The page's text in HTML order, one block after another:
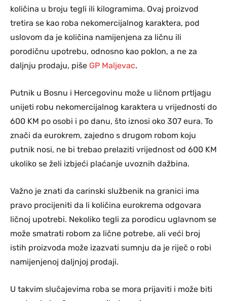
količina u broju tegli ili kilogramima. Ovaj proizvod
tretira se kao roba nekomercijalnog karaktera, pod
uslovom da je količina namijenjena za ličnu ili
porodičnu upotrebu, odnosno kao poklon, a ne za
daljnju prodaju, piše GP Maljevac.
Putnik u Bosnu i Hercegovinu može u ličnom prtljagu
unijeti robu nekomercijalnog karaktera u vrijednosti do
600 KM po osobi i po danu, što iznosi oko 307 eura. To
znači da eurokrem, zajedno s drugom robom koju
putnik nosi, ne bi trebao prelaziti vrijednost od 600 KM
ukoliko se želi izbjeći plaćanje uvoznih dažbina.
Važno je znati da carinski službenik na granici ima
pravo procijeniti da li količina eurokrema odgovara
ličnoj upotrebi. Nekoliko tegli za porodicu uglavnom se
može smatrati robom za lične potrebe, ali veći broj
istih proizvoda može izazvati sumnju da je riječ o robi
namijenjenoj daljnjoj prodaji.
U takvim slučajevima roba se mora prijaviti i može biti